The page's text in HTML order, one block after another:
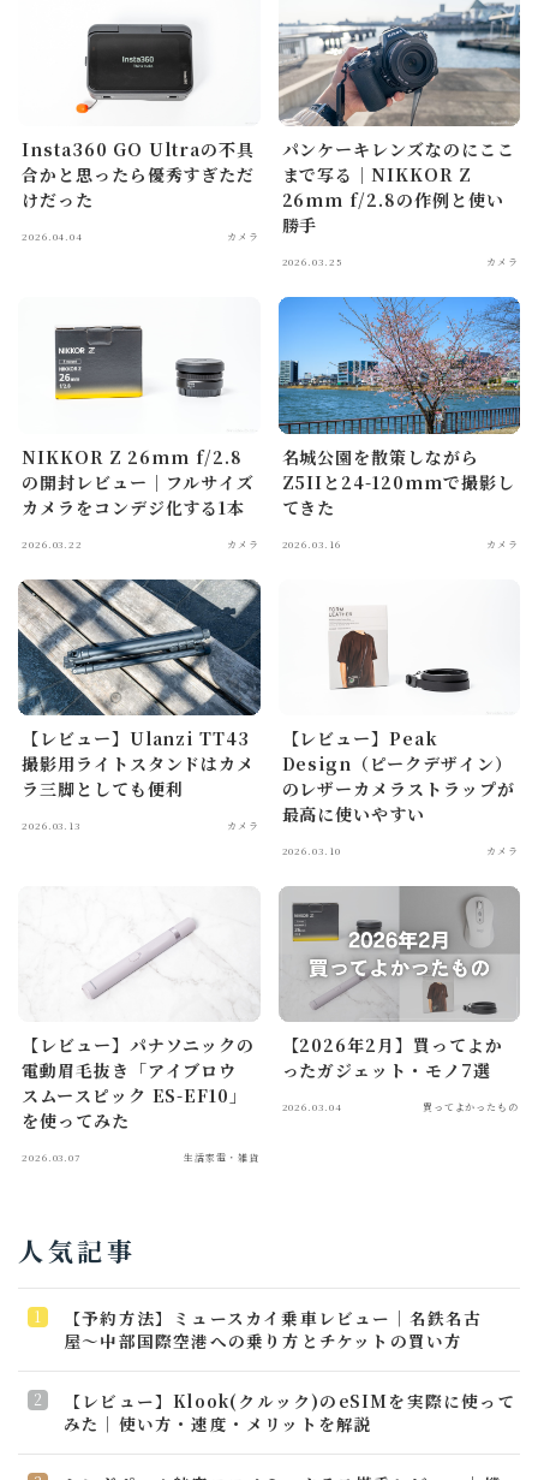
Insta360 GO Ultraの不具
合かと思ったら優秀すぎただ
けだった
2026.04.04 カメラ
パンケーキレンズなのにここ
まで写る｜NIKKOR Z
26mm f/2.8の作例と使い
勝手
2026.03.25 カメラ
NIKKOR Z 26mm f/2.8
の開封レビュー｜フルサイズ
カメラをコンデジ化する1本
2026.03.22 カメラ
名城公園を散策しながら
Z5IIと24-120mmで撮影し
てきた
2026.03.16 カメラ
【レビュー】Ulanzi TT43
撮影用ライトスタンドはカメ
ラ三脚としても便利
2026.03.13 カメラ
【レビュー】Peak
Design（ピークデザイン）
のレザーカメラストラップが
最高に使いやすい
2026.03.10 カメラ
【レビュー】パナソニックの
電動眉毛抜き「アイブロウ
スムースピック ES-EF10」
を使ってみた
2026.03.07 生活家電・雑貨
【2026年2月】買ってよか
ったガジェット・モノ7選
2026.03.04 買ってよかったもの
人気記事
【予約方法】ミュースカイ乗車レビュー｜名鉄名古
屋〜中部国際空港への乗り方とチケットの買い方
【レビュー】Klook(クルック)のeSIMを実際に使って
みた｜使い方・速度・メリットを解説